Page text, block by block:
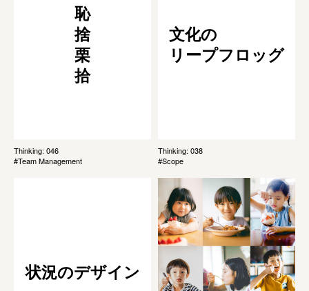
恥
捨
栗
拾
Thinking: 046
#Team Management
文化の
リープフロッグ
Thinking: 038
#Scope
状況のデザイン